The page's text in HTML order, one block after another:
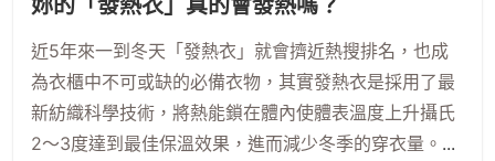
近5年來一到冬天「發熱衣」就會擠近熱搜排名，也成
為衣櫃中不可或缺的必備衣物，其實發熱衣是採用了最
新紡織科學技術，將熱能鎖在體內使體表溫度上升攝氏
2～3度達到最佳保溫效果，進而減少冬季的穿衣量。 ...